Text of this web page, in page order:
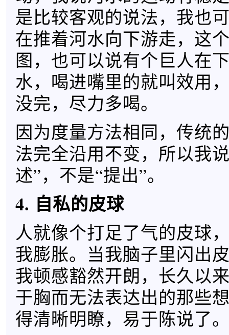
是比较客观的说法，我也
在推着河水向下游走，这
图，也可以说有个巨人在
水，喝进嘴里的就叫效用
没完，尽力多喝。
因为度量方法相同，传统
法完全沿用不变，所以我
述”，不是“提出”。
4. 自私的皮球
人就像个打足了气的皮球
我膨胀。当我脑子里闪出
我顿感豁然开朗，长久以
于胸而无法表达出的那些
得清晰明瞭，易于陈说了